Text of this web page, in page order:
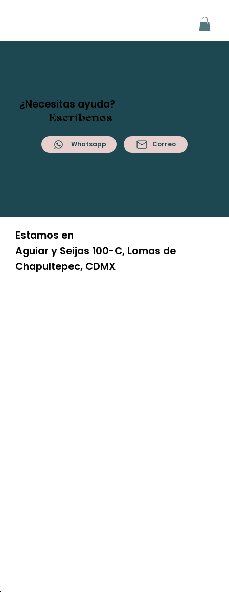
Estamos en
Aguiar y Seijas 100-C, Lomas de
Chapultepec, CDMX
Escríbenos
¿Necesitas ayuda?
Whatsapp Correo